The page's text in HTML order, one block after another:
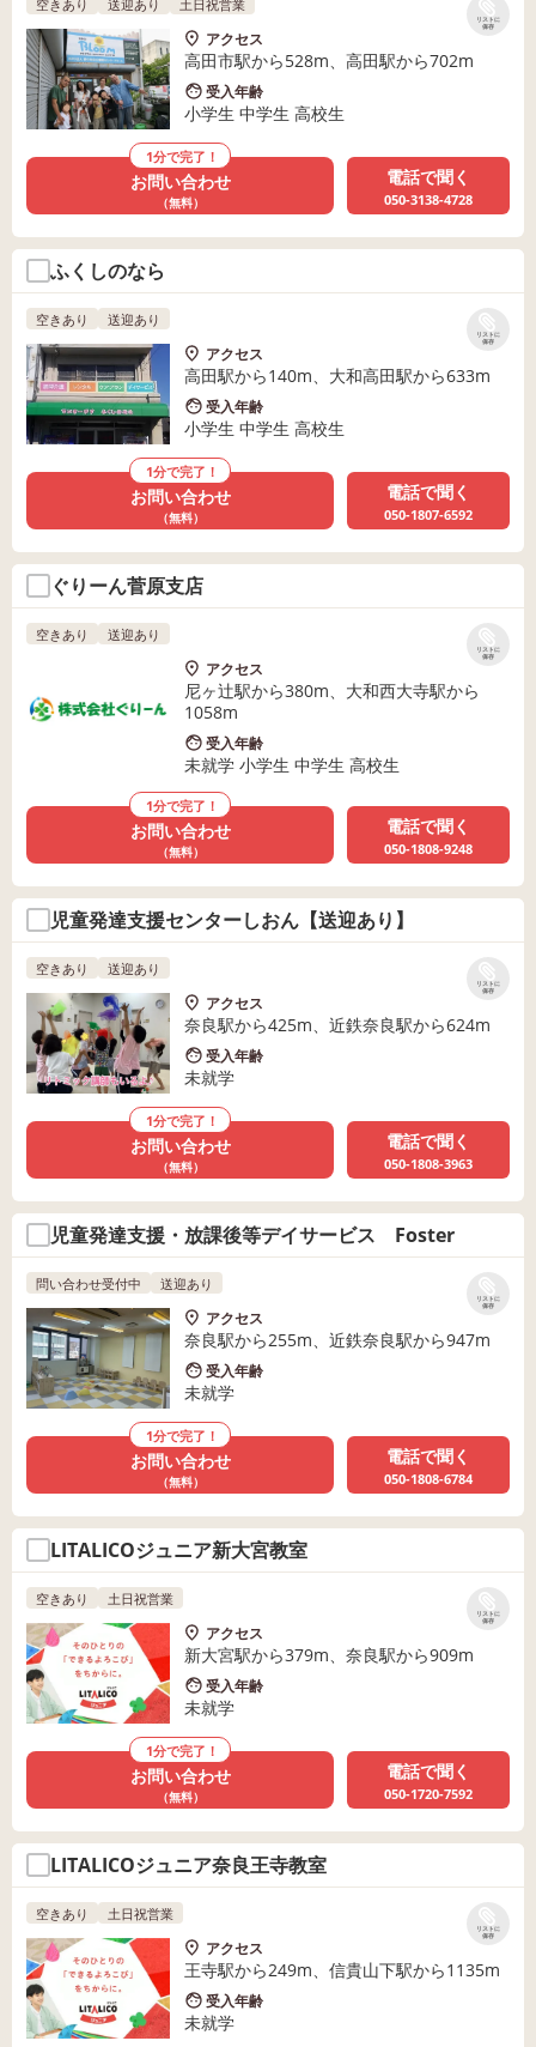
リストに
保存
空きあり 送迎あり 土日祝営業
アクセス
高田市駅から528m、高田駅から702m
受入年齢
小学生 中学生 高校生
1分で完了！
お問い合わせ
（無料）
電話で聞く
050-3138-4728
ふくしのなら
リストに
保存
空きあり 送迎あり
アクセス
高田駅から140m、大和高田駅から633m
受入年齢
小学生 中学生 高校生
1分で完了！
お問い合わせ
（無料）
電話で聞く
050-1807-6592
ぐりーん菅原支店
リストに
保存
空きあり 送迎あり
アクセス
尼ヶ辻駅から380m、大和西大寺駅から
1058m
受入年齢
未就学 小学生 中学生 高校生
1分で完了！
お問い合わせ
（無料）
電話で聞く
050-1808-9248
児童発達支援センターしおん【送迎あり】
リストに
保存
空きあり 送迎あり
アクセス
奈良駅から425m、近鉄奈良駅から624m
受入年齢
未就学
1分で完了！
お問い合わせ
（無料）
電話で聞く
050-1808-3963
児童発達支援・放課後等デイサービス Foster
リストに
保存
問い合わせ受付中 送迎あり
アクセス
奈良駅から255m、近鉄奈良駅から947m
受入年齢
未就学
1分で完了！
お問い合わせ
（無料）
電話で聞く
050-1808-6784
LITALICOジュニア新大宮教室
リストに
保存
空きあり 土日祝営業
アクセス
新大宮駅から379m、奈良駅から909m
受入年齢
未就学
1分で完了！
お問い合わせ
（無料）
電話で聞く
050-1720-7592
LITALICOジュニア奈良王寺教室
リストに
保存
空きあり 土日祝営業
アクセス
王寺駅から249m、信貴山下駅から1135m
受入年齢
未就学